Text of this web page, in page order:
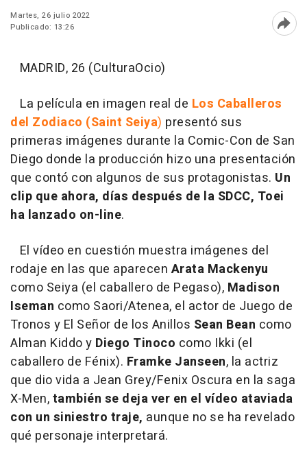
Martes, 26 julio 2022
Publicado: 13:26
MADRID, 26 (CulturaOcio)
La película en imagen real de Los Caballeros
del Zodiaco (Saint Seiya) presentó sus
primeras imágenes durante la Comic-Con de San
Diego donde la producción hizo una presentación
que contó con algunos de sus protagonistas. Un
clip que ahora, días después de la SDCC, Toei
ha lanzado on-line.
El vídeo en cuestión muestra imágenes del
rodaje en las que aparecen Arata Mackenyu
como Seiya (el caballero de Pegaso), Madison
Iseman como Saori/Atenea, el actor de Juego de
Tronos y El Señor de los Anillos Sean Bean como
Alman Kiddo y Diego Tinoco como Ikki (el
caballero de Fénix). Framke Janseen, la actriz
que dio vida a Jean Grey/Fenix Oscura en la saga
X-Men,también se deja ver en el vídeo ataviada
con un siniestro traje, aunque no se ha revelado
qué personaje interpretará.